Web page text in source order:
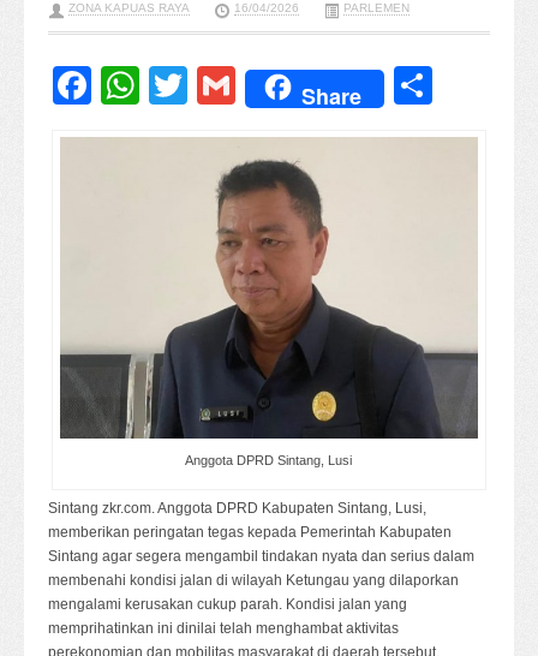
ZONA KAPUAS RAYA 16/04/2026 PARLEMEN
Facebook
WhatsApp
TwitterGmail
Share
Anggota DPRD Sintang, Lusi
Sintang zkr.com. Anggota DPRD Kabupaten Sintang, Lusi,
memberikan peringatan tegas kepada Pemerintah Kabupaten
Sintang agar segera mengambil tindakan nyata dan serius dalam
membenahi kondisi jalan di wilayah Ketungau yang dilaporkan
mengalami kerusakan cukup parah. Kondisi jalan yang
memprihatinkan ini dinilai telah menghambat aktivitas
perekonomian dan mobilitas masyarakat di daerah tersebut.